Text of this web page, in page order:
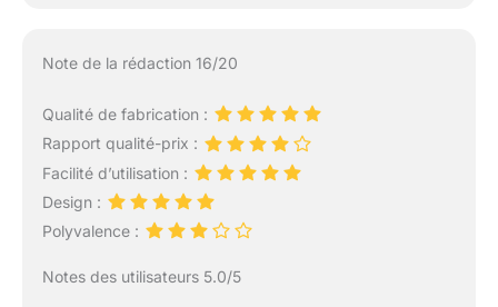
Note de la rédaction 16/20
Qualité de fabrication :
Rapport qualité-prix :
Facilité d’utilisation :
Design :
Polyvalence :
Notes des utilisateurs 5.0/5